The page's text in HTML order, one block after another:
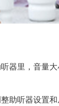
里，音量大
听器设置和